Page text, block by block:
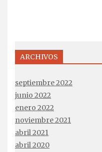
ARCHIVOS
septiembre 2022
junio 2022
enero 2022
noviembre 2021
abril 2021
abril 2020